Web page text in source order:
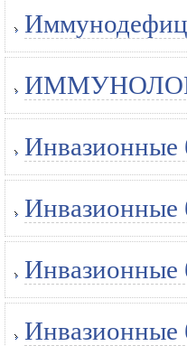
Инвазионные
Инвазионные
Инвазионные
Инвазионные